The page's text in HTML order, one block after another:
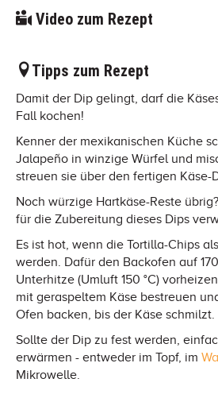
Video zum Rezept
Tipps zum Rezept
Damit der Dip gelingt, darf die
Fall kochen!
Kenner der mexikanischen Küche
Jalapeño in winzige Würfel und
streuen sie über den fertigen Käse-
Noch würzige Hartkäse-Reste
für die Zubereitung dieses Dips
Es ist hot, wenn die Tortilla-Chips
werden. Dafür den Backofen auf
Unterhitze (Umluft 150 °C)
mit geraspeltem Käse bestreuen
Ofen backen, bis der Käse schmilzt.
Sollte der Dip zu fest werden,
erwärmen - entweder im Topf, im
Mikrowelle.